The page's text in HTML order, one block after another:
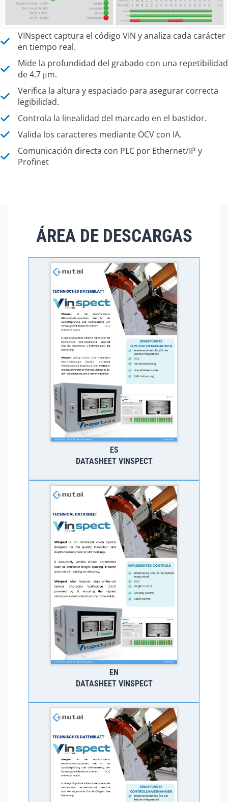
VINspect captura el código VIN y analiza cada carácter
en tiempo real.
Mide la profundidad del grabado con una repetibilidad
de 4.7 μm.
Verifica la altura y espaciado para asegurar correcta
legibilidad.
Controla la linealidad del marcado en el bastidor.
Valida los caracteres mediante OCV con IA.
Comunicación directa con PLC por Ethernet/IP y
Profinet
ÁREA DE DESCARGAS
ES
DATASHEET VINSPECT
EN
DATASHEET VINSPECT